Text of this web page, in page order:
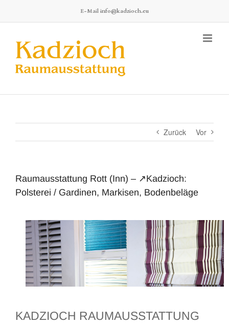
springen
E-Mail info@kadzioch.eu
Zurück Vor
Raumausstattung Rott (Inn) – ↗️Kadzioch:
Polsterei / Gardinen, Markisen, Bodenbeläge
KADZIOCH RAUMAUSSTATTUNG